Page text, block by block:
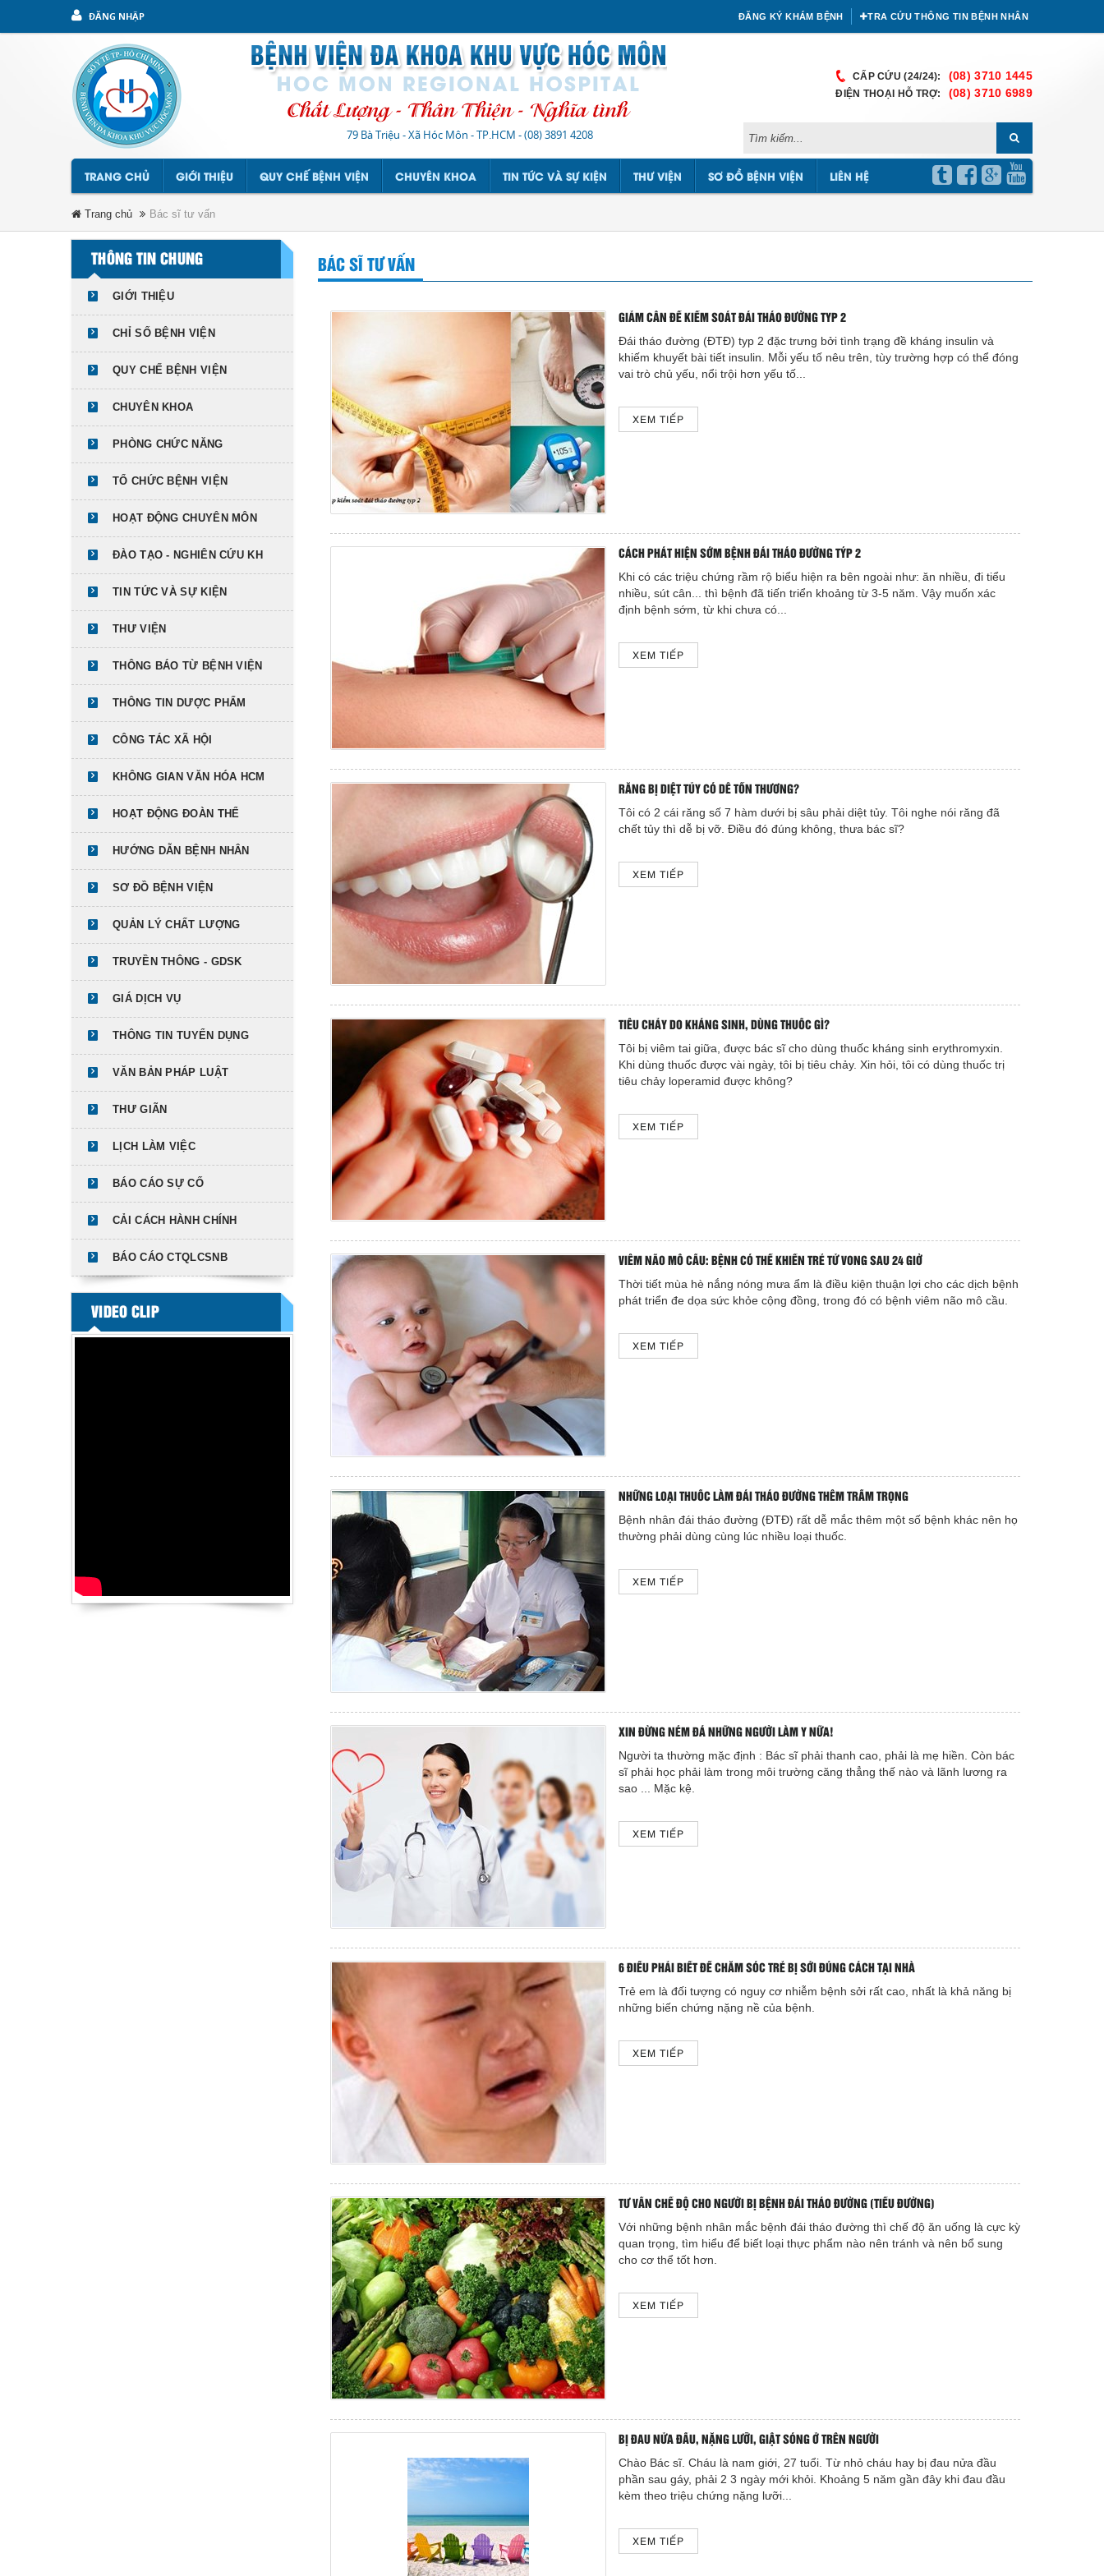
ĐĂNG NHẬP ĐĂNG KÝ KHÁM BỆNH TRA CỨU THÔNG TIN BỆNH NHÂN
79 Bà Triệu - Xã Hóc Môn - TP.HCM -(08) 3891 4208
CẤP CỨU (24/24): (08) 3710 1445
ĐIỆN THOẠI HỖ TRỢ: (08) 3710 6989
TRANG CHỦ GIỚI THIỆU QUY CHẾ BỆNH VIỆN CHUYÊN KHOA TIN TỨC VÀ SỰ KIỆN THƯ VIỆN SƠ ĐỒ BỆNH VIỆN LIÊN HỆ
Trang chủ Bác sĩ tư vấn
THÔNG TIN CHUNG
GIỚI THIỆU
CHỈ SỐ BỆNH VIỆN
QUY CHẾ BỆNH VIỆN
CHUYÊN KHOA
PHÒNG CHỨC NĂNG
TỔ CHỨC BỆNH VIỆN
HOẠT ĐỘNG CHUYÊN MÔN
ĐÀO TẠO - NGHIÊN CỨU KH
TIN TỨC VÀ SỰ KIỆN
THƯ VIỆN
THÔNG BÁO TỪ BỆNH VIỆN
THÔNG TIN DƯỢC PHẨM
CÔNG TÁC XÃ HỘI
KHÔNG GIAN VĂN HÓA HCM
HOẠT ĐỘNG ĐOÀN THỂ
HƯỚNG DẪN BỆNH NHÂN
SƠ ĐỒ BỆNH VIỆN
QUẢN LÝ CHẤT LƯỢNG
TRUYỀN THÔNG - GDSK
GIÁ DỊCH VỤ
THÔNG TIN TUYỂN DỤNG
VĂN BẢN PHÁP LUẬT
THƯ GIÃN
LỊCH LÀM VIỆC
BÁO CÁO SỰ CỐ
CẢI CÁCH HÀNH CHÍNH
BÁO CÁO CTQLCSNB
VIDEO CLIP
BÁC SĨ TƯ VẤN
GIẢM CÂN ĐỂ KIỂM SOÁT ĐÁI THÁO ĐƯỜNG TYP 2
Đái tháo đường (ĐTĐ) typ 2 đặc trưng bởi tình trạng đề kháng insulin và
khiếm khuyết bài tiết insulin. Mỗi yếu tố nêu trên, tùy trường hợp có thể đóng
vai trò chủ yếu, nổi trội hơn yếu tố...
XEM TIẾP
CÁCH PHÁT HIỆN SỚM BỆNH ĐÁI THÁO ĐƯỜNG TÝP 2
Khi có các triệu chứng rầm rộ biểu hiện ra bên ngoài như: ăn nhiều, đi tiểu
nhiều, sút cân... thì bệnh đã tiến triển khoảng từ 3-5 năm. Vậy muốn xác
định bệnh sớm, từ khi chưa có...
XEM TIẾP
RĂNG BỊ DIỆT TỦY CÓ DỄ TỔN THƯƠNG?
Tôi có 2 cái răng số 7 hàm dưới bị sâu phải diệt tủy. Tôi nghe nói răng đã
chết tủy thì dễ bị vỡ. Điều đó đúng không, thưa bác sĩ?
XEM TIẾP
TIÊU CHẢY DO KHÁNG SINH, DÙNG THUỐC GÌ?
Tôi bị viêm tai giữa, được bác sĩ cho dùng thuốc kháng sinh erythromyxin.
Khi dùng thuốc được vài ngày, tôi bị tiêu chảy. Xin hỏi, tôi có dùng thuốc trị
tiêu chảy loperamid được không?
XEM TIẾP
VIÊM NÃO MÔ CẦU: BỆNH CÓ THỂ KHIẾN TRẺ TỬ VONG SAU 24 GIỜ
Thời tiết mùa hè nắng nóng mưa ẩm là điều kiện thuận lợi cho các dịch bệnh
phát triển đe dọa sức khỏe cộng đồng, trong đó có bệnh viêm não mô cầu.
XEM TIẾP
NHỮNG LOẠI THUỐC LÀM ĐÁI THÁO ĐƯỜNG THÊM TRẦM TRỌNG
Bệnh nhân đái tháo đường (ĐTĐ) rất dễ mắc thêm một số bệnh khác nên họ
thường phải dùng cùng lúc nhiều loại thuốc.
XEM TIẾP
XIN ĐỪNG NÉM ĐÁ NHỮNG NGƯỜI LÀM Y NỮA!
Người ta thường mặc định : Bác sĩ phải thanh cao, phải là mẹ hiền. Còn bác
sĩ phải học phải làm trong môi trường căng thẳng thế nào và lãnh lương ra
sao ... Mặc kệ.
XEM TIẾP
6 ĐIỀU PHẢI BIẾT ĐỂ CHĂM SÓC TRẺ BỊ SỞI ĐÚNG CÁCH TẠI NHÀ
Trẻ em là đối tượng có nguy cơ nhiễm bệnh sởi rất cao, nhất là khả năng bị
những biến chứng nặng nề của bệnh.
XEM TIẾP
TƯ VẤN CHẾ ĐỘ CHO NGƯỜI BỊ BỆNH ĐÁI THÁO ĐƯỜNG (TIỂU ĐƯỜNG)
Với những bệnh nhân mắc bệnh đái tháo đường thì chế độ ăn uống là cực kỳ
quan trọng, tìm hiểu để biết loại thực phẩm nào nên tránh và nên bổ sung
cho cơ thể tốt hơn.
XEM TIẾP
BỊ ĐAU NỬA ĐẦU, NẶNG LƯỠI, GIẬT SÓNG Ở TRÊN NGƯỜI
Chào Bác sĩ. Cháu là nam giới, 27 tuổi. Từ nhỏ cháu hay bị đau nửa đầu
phần sau gáy, phải 2 3 ngày mới khỏi. Khoảng 5 năm gần đây khi đau đầu
kèm theo triệu chứng nặng lưỡi...
XEM TIẾP